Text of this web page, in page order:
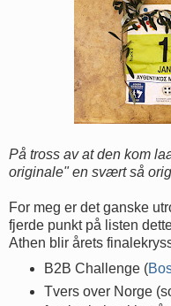
På tross av at den kom
originale" en svært så
For meg er det ganske
fjerde punkt på listen
Athen blir årets
B2B Challenge (
Tvers over Norge